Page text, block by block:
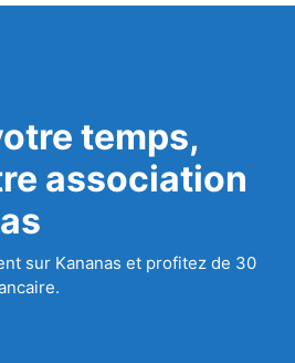
temps,
association
sur Kananas et profitez de 30